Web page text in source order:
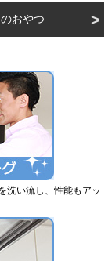
おやつ
洗い流し、性能もアッ